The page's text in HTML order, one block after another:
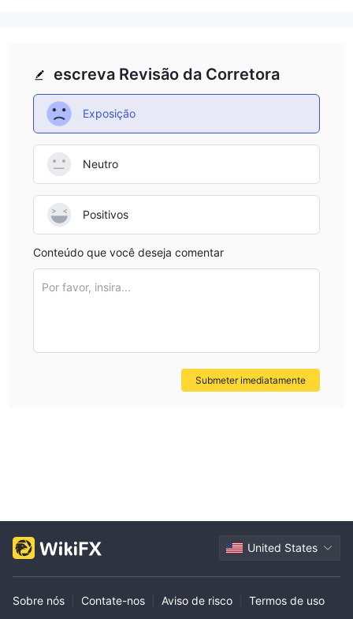
escreva Revisão da Corretora
Exposição
Neutro
Positivos
Conteúdo que você deseja comentar
Por favor, insira...
Submeter imediatamente
United States
Sobre nós Contate-nos Aviso de risco Termos de uso